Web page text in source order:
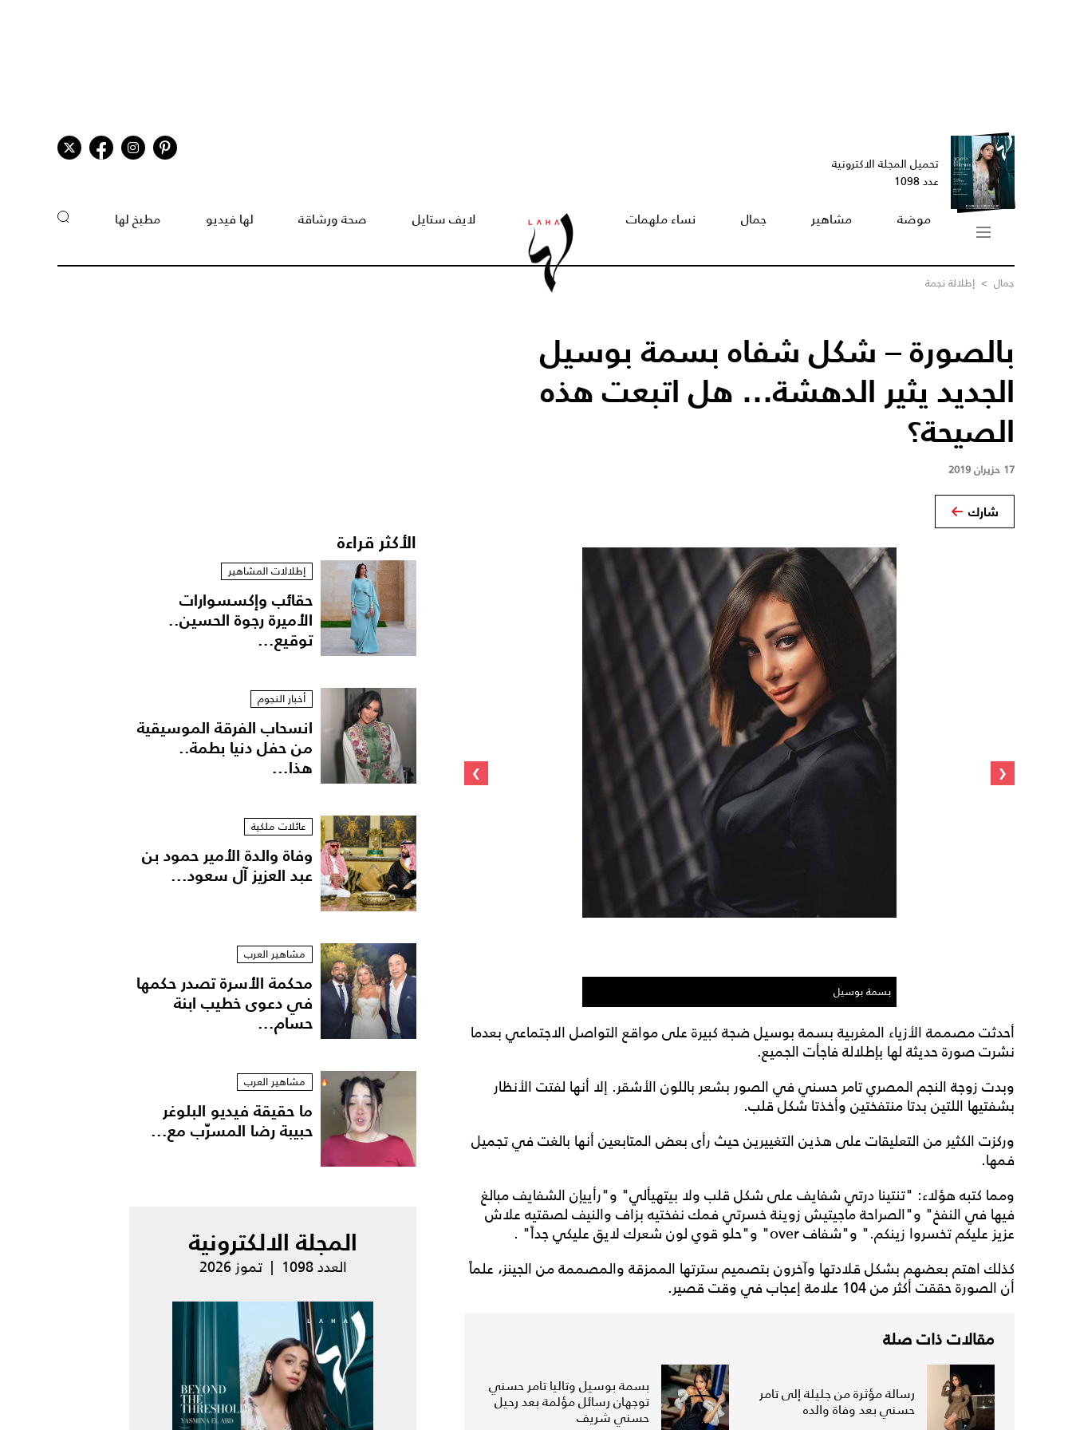
تحميل المجلة الاكترونية
عدد 1098
موضة مشاهير جمال نساء ملهمات لايف ستايل صحة ورشاقة لها فيديو مطبخ لها
جمال > إطلالة نجمة
بالصورة – شكل شفاه بسمة بوسيل
الجديد يثير الدهشة... هل اتبعت هذه
الصيحة؟
17 حزيران 2019
شارك
بسمة بوسيل
‹
›
أحدثت مصممة الأزياء المغربية بسمة بوسيل ضجة كبيرة على مواقع التواصل الاجتماعي بعدما
نشرت صورة حديثة لها بإطلالة فاجأت الجميع.
وبدت زوجة النجم المصري تامر حسني في الصور بشعر باللون الأشقر. إلا أنها لفتت الأنظار
بشفتيها اللتين بدتا منتفختين وأخذتا شكل قلب.
وركزت الكثير من التعليقات على هذين التغييرين حيث رأى بعض المتابعين أنها بالغت في تجميل
فمها.
ومما كتبه هؤلاء: "تنتينا درتي شفايف على شكل قلب ولا بيتهيألي" و"رأييإن الشفايف مبالغ
فيها في النفخ" و"الصراحة ماجيتيش زوينة خسرتي فمك نفختيه بزاف والنيف لصقتيه علاش
عزيز عليكم تخسروا زينكم." و"شفاف over" و"حلو قوي لون شعرك لايق عليكي جداً" .
كذلك اهتم بعضهم بشكل قلادتها وآخرون بتصميم سترتها الممزقة والمصممة من الجينز، علماً
أن الصورة حققت أكثر من 104 علامة إعجاب في وقت قصير.
مقالات ذات صلة
رسالة مؤثرة من جليلة إلى تامر
حسني بعد وفاة والده
بسمة بوسيل وتاليا تامر حسني
توجهان رسائل مؤلمة بعد رحيل
حسني شريف
الأكثر قراءة
إطلالات المشاهير
حقائب وإكسسوارات
الأميرة رجوة الحسين..
توقيع...
أخبار النجوم
انسحاب الفرقة الموسيقية
من حفل دنيا بطمة..
هذا...
عائلات ملكية
وفاة والدة الأمير حمود بن
عبد العزيز آل سعود...
مشاهير العرب
محكمة الأسرة تصدر حكمها
في دعوى خطيب ابنة
حسام...
مشاهير العرب
ما حقيقة فيديو البلوغر
حبيبة رضا المسرّب مع...
المجلة الالكترونية
العدد 1098 | تموز 2026